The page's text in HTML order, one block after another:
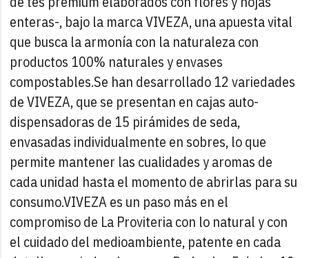
enteras-, bajo la marca VIVEZA, una apuesta vital
que busca la armonía con la naturaleza con
productos 100% naturales y envases
compostables.Se han desarrollado 12 variedades
de VIVEZA, que se presentan en cajas auto-
dispensadoras de 15 pirámides de seda,
envasadas individualmente en sobres, lo que
permite mantener las cualidades y aromas de
cada unidad hasta el momento de abrirlas para su
consumo.VIVEZA es un paso más en el
compromiso de La Proviteria con lo natural y con
el cuidado del medioambiente, patente en cada